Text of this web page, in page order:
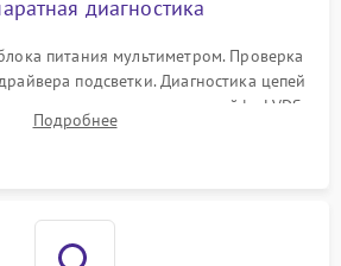
диагностика
питания мультиметром. Проверка
подсветки. Диагностика цепей
сигналов на шлейфе LVDS
Подробнее